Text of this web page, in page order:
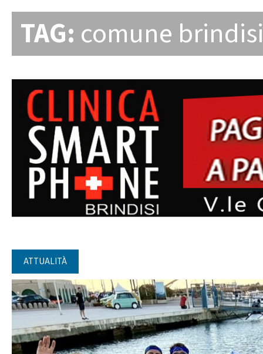
TAG: comune brindisi
ATTUALITÀ